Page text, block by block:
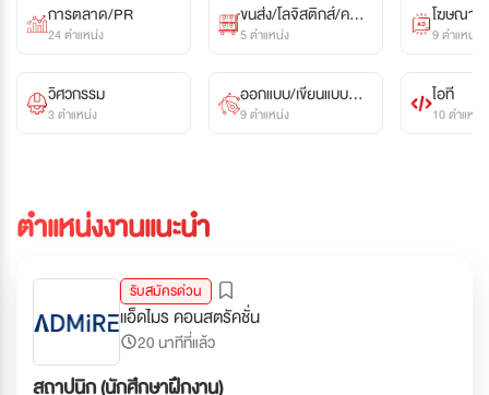
การตลาด/PR
24 ตำแหน่ง
ขนส่ง/โลจิสติกส์/คลัง
สินค้า
5 ตำแหน่ง
โฆษณา/
9 ตำแหน่ง
วิศวกรรม
3 ตำแหน่ง
ออกแบบ/เขียนแบบ/
กราฟฟิค
9 ตำแหน่ง
ไอที
10 ตำแหน่ง
ตำแหน่งงานแนะนำ
แอ็ดไมร คอนสตรัคชั่น
20 นาทีที่แล้ว
รับสมัครด่วน
สถาปนิก (นักศึกษาฝึกงาน)